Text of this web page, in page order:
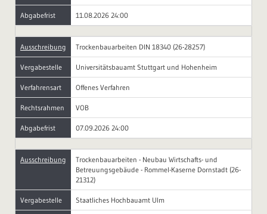
Abgabefrist 11.08.2026 24:00
Ausschreibung Trockenbauarbeiten DIN 18340 (26-28257)
Vergabestelle Universitätsbauamt Stuttgart und Hohenheim
Verfahrensart Offenes Verfahren
Rechtsrahmen VOB
Abgabefrist 07.09.2026 24:00
Ausschreibung
Trockenbauarbeiten - Neubau Wirtschafts- und
Betreuungsgebäude - Rommel-Kaserne Dornstadt (26-
21312)
Vergabestelle Staatliches Hochbauamt Ulm